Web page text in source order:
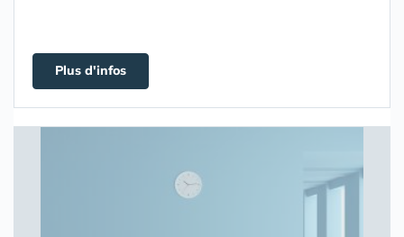
Plus d'infos